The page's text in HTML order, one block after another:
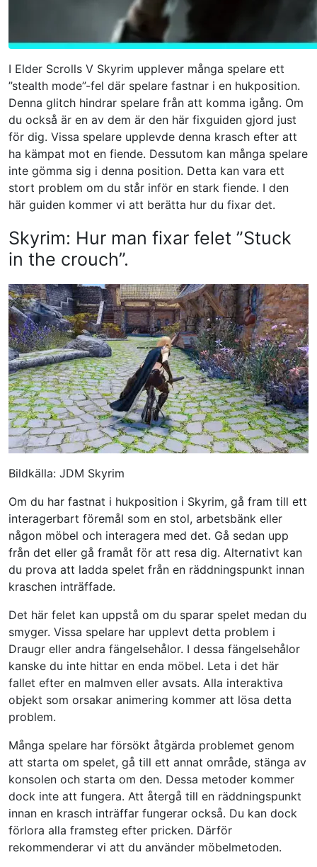
I Elder Scrolls V Skyrim upplever många spelare ett
”stealth mode”-fel där spelare fastnar i en hukposition.
Denna glitch hindrar spelare från att komma igång. Om
du också är en av dem är den här fixguiden gjord just
för dig. Vissa spelare upplevde denna krasch efter att
ha kämpat mot en fiende. Dessutom kan många spelare
inte gömma sig i denna position. Detta kan vara ett
stort problem om du står inför en stark fiende. I den
här guiden kommer vi att berätta hur du fixar det.
Skyrim: Hur man fixar felet ”Stuck
in the crouch”.
Bildkälla: JDM Skyrim
Om du har fastnat i hukposition i Skyrim, gå fram till ett
interagerbart föremål som en stol, arbetsbänk eller
någon möbel och interagera med det. Gå sedan upp
från det eller gå framåt för att resa dig. Alternativt kan
du prova att ladda spelet från en räddningspunkt innan
kraschen inträffade.
Det här felet kan uppstå om du sparar spelet medan du
smyger. Vissa spelare har upplevt detta problem i
Draugr eller andra fängelsehålor. I dessa fängelsehålor
kanske du inte hittar en enda möbel. Leta i det här
fallet efter en malmven eller avsats. Alla interaktiva
objekt som orsakar animering kommer att lösa detta
problem.
Många spelare har försökt åtgärda problemet genom
att starta om spelet, gå till ett annat område, stänga av
konsolen och starta om den. Dessa metoder kommer
dock inte att fungera. Att återgå till en räddningspunkt
innan en krasch inträffar fungerar också. Du kan dock
förlora alla framsteg efter pricken. Därför
rekommenderar vi att du använder möbelmetoden.